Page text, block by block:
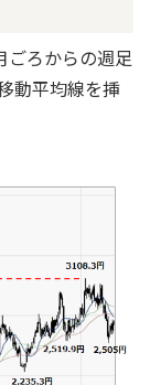
ごろからの週足
動平均線を挿